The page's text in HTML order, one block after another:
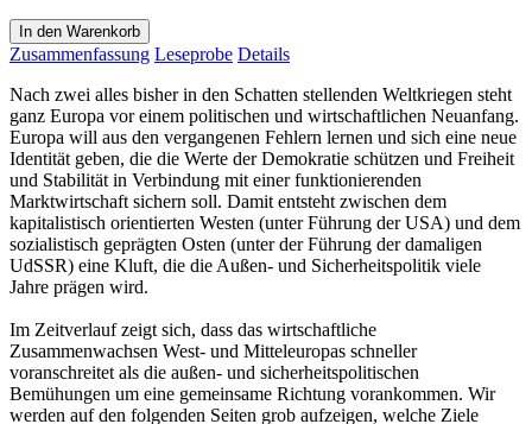
In den Warenkorb
Zusammenfassung Leseprobe Details
Nach zwei alles bisher in den Schatten stellenden Weltkriegen steht
ganz Europa vor einem politischen und wirtschaftlichen Neuanfang.
Europa will aus den vergangenen Fehlern lernen und sich eine neue
Identität geben, die die Werte der Demokratie schützen und Freiheit
und Stabilität in Verbindung mit einer funktionierenden
Marktwirtschaft sichern soll. Damit entsteht zwischen dem
kapitalistisch orientierten Westen (unter Führung der USA) und dem
sozialistisch geprägten Osten (unter der Führung der damaligen
UdSSR) eine Kluft, die die Außen- und Sicherheitspolitik viele
Jahre prägen wird.
Im Zeitverlauf zeigt sich, dass das wirtschaftliche
Zusammenwachsen West- und Mitteleuropas schneller
voranschreitet als die außen- und sicherheitspolitischen
Bemühungen um eine gemeinsame Richtung vorankommen. Wir
werden auf den folgenden Seiten grob aufzeigen, welche Ziele